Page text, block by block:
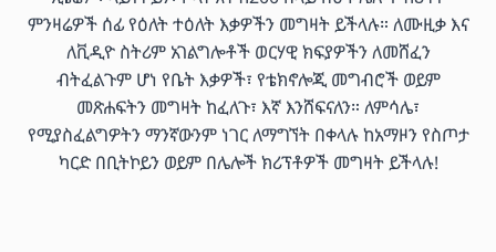
ምንዛሬዎች ሰፊ የዕለት ተዕለት እቃዎችን መግዛት ይችላሉ። ለሙዚቃ እና
ለቪዲዮ ስትሪም አገልግሎቶች ወርሃዊ ክፍያዎችን ለመሸፈን
ብትፈልጉም ሆነ የቤት እቃዎች፣ የቴክኖሎጂ መግብሮች ወይም
መጽሐፍትን መግዛት ከፈለጉ፣ እኛ እንሸፍናለን። ለምሳሌ፣
የሚያስፈልግዎትን ማንኛውንም ነገር ለማግኘት በቀላሉ ከአማዞን የስጦታ
ካርድ በቢትኮይን ወይም በሌሎች ክሪፕቶዎች መግዛት ይችላሉ!